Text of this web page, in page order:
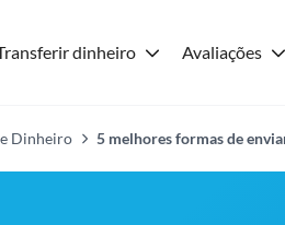
dinheiro Avaliações
Dinheiro 5 melhores formas de